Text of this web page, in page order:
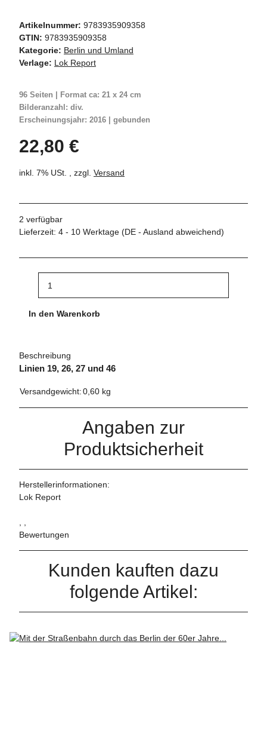
Artikelnummer: 9783935909358
GTIN: 9783935909358
Kategorie: Berlin und Umland
Verlage: Lok Report
96 Seiten | Format ca: 21 x 24 cm
Bilderanzahl: div.
Erscheinungsjahr: 2016 | gebunden
22,80 €
inkl. 7% USt. , zzgl. Versand
2 verfügbar
Lieferzeit: 4 - 10 Werktage (DE - Ausland abweichend)
In den Warenkorb
Beschreibung
Linien 19, 26, 27 und 46
Versandgewicht:0,60 kg
Angaben zur
Produktsicherheit
Herstellerinformationen:
Lok Report
, ,
Bewertungen
Kunden kauften dazu
folgende Artikel: